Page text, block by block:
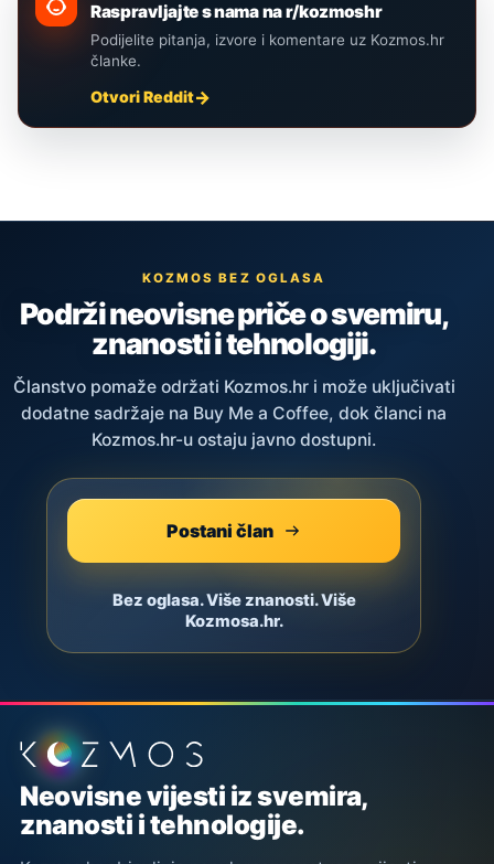
Raspravljajte s nama na r/kozmoshr
Podijelite pitanja, izvore i komentare uz Kozmos.hr
članke.
Otvori Reddit
KOZMOS BEZ OGLASA
Podrži neovisne priče o svemiru,
znanosti i tehnologiji.
Članstvo pomaže održati Kozmos.hr i može uključivati
dodatne sadržaje na Buy Me a Coffee, dok članci na
Kozmos.hr-u ostaju javno dostupni.
Postani član
Bez oglasa. Više znanosti. Više
Kozmosa.hr.
Podnožje stranice
Neovisne vijesti iz svemira,
znanosti i tehnologije.